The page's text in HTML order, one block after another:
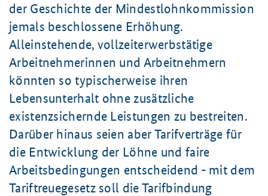
der Geschichte der Mindestlohnkommission
jemals beschlossene Erhöhung.
Alleinstehende, vollzeiterwerbstätige
Arbeitnehmerinnen und Arbeitnehmern
könnten so typischerweise ihren
Lebensunterhalt ohne zusätzliche
existenzsichernde Leistungen zu bestreiten.
Darüber hinaus seien aber Tarifverträge für
die Entwicklung der Löhne und faire
Arbeitsbedingungen entscheidend - mit dem
Tariftreuegesetz soll die Tarifbindung